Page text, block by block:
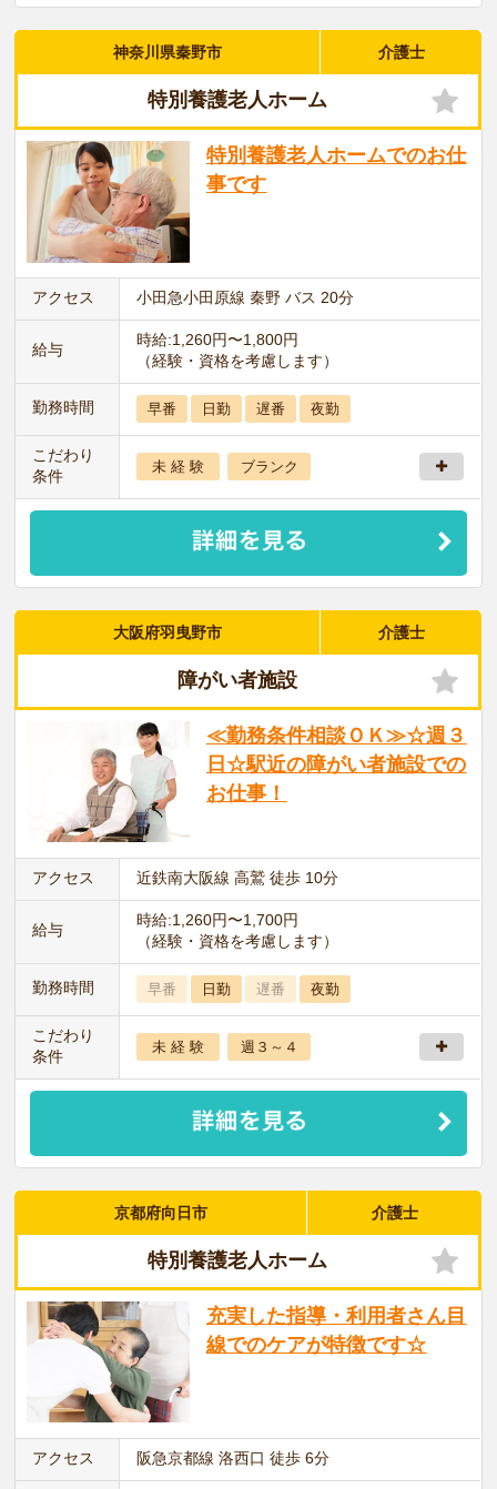
神奈川県秦野市 介護士
特別養護老人ホーム
特別養護老人ホームでのお仕
事です
アクセス 小田急小田原線 秦野 バス 20分
給与
時給:1,260円〜1,800円
（経験・資格を考慮します）
勤務時間 早番 日勤 遅番 夜勤
こだわり
条件
未 経 験 ブランク
大阪府羽曳野市 介護士
障がい者施設
≪勤務条件相談ＯＫ≫☆週３
日☆駅近の障がい者施設での
お仕事！
アクセス 近鉄南大阪線 高鷲 徒歩 10分
給与
時給:1,260円〜1,700円
（経験・資格を考慮します）
勤務時間 早番 日勤 遅番 夜勤
こだわり
条件
未 経 験 週３～４
京都府向日市 介護士
特別養護老人ホーム
充実した指導・利用者さん目
線でのケアが特徴です☆
アクセス 阪急京都線 洛西口 徒歩 6分